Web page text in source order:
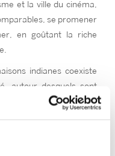
et la ville du cinéma,
se promener
en goûtant la riche
indianes coexiste
autour desquels sont
dans ces coins : La